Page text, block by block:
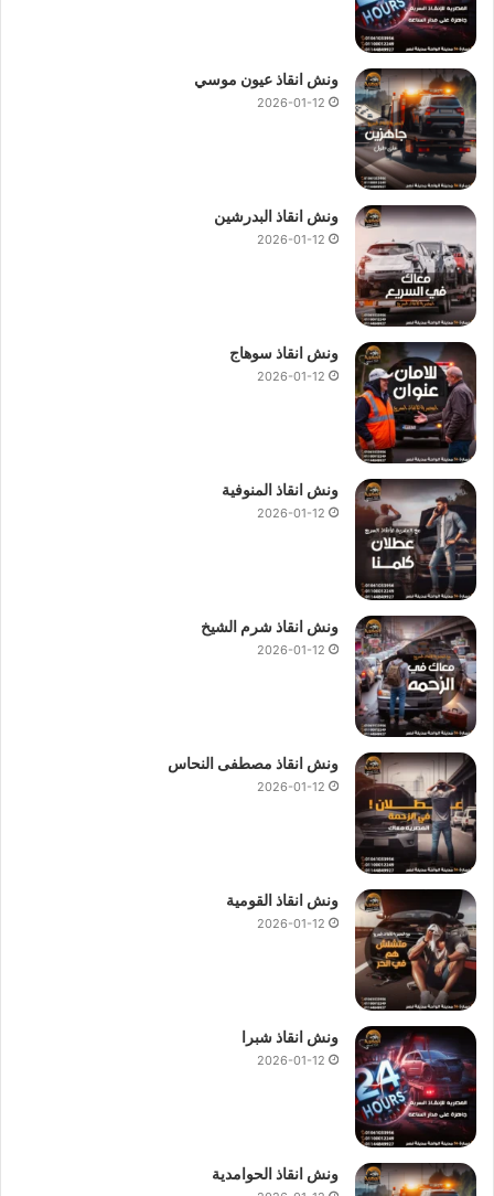
ونش انقاذ عيون موسي
2026-01-12
ونش انقاذ البدرشين
2026-01-12
ونش انقاذ سوهاج
2026-01-12
ونش انقاذ المنوفية
2026-01-12
ونش انقاذ شرم الشيخ
2026-01-12
ونش انقاذ مصطفى النحاس
2026-01-12
ونش انقاذ القومية
2026-01-12
ونش انقاذ شبرا
2026-01-12
ونش انقاذ الحوامدية